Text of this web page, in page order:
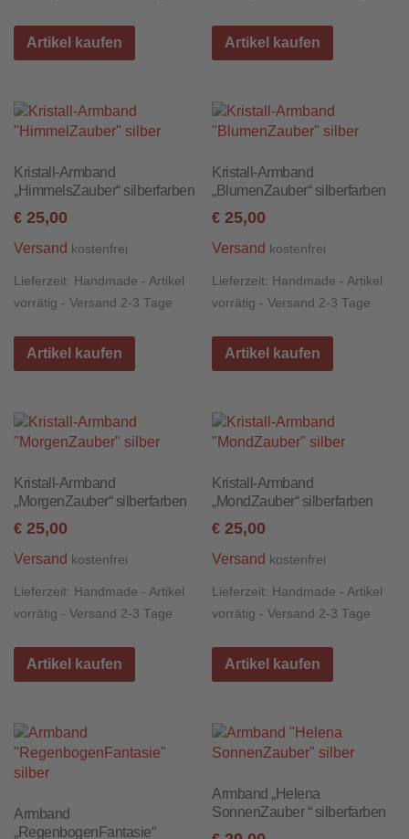
Artikel kaufen Artikel kaufen
Kristall-Armband
„HimmelsZauber“ silberfarben
€ 25,00
Versand kostenfrei
Lieferzeit: Handmade - Artikel
vorrätig - Versand 2-3 Tage
Artikel kaufen
Kristall-Armband
„BlumenZauber“ silberfarben
€ 25,00
Versand kostenfrei
Lieferzeit: Handmade - Artikel
vorrätig - Versand 2-3 Tage
Artikel kaufen
Kristall-Armband
„MorgenZauber“ silberfarben
€ 25,00
Versand kostenfrei
Lieferzeit: Handmade - Artikel
vorrätig - Versand 2-3 Tage
Artikel kaufen
Kristall-Armband
„MondZauber“ silberfarben
€ 25,00
Versand kostenfrei
Lieferzeit: Handmade - Artikel
vorrätig - Versand 2-3 Tage
Artikel kaufen
Armband
„RegenbogenFantasie“
Armband „Helena
SonnenZauber “ silberfarben